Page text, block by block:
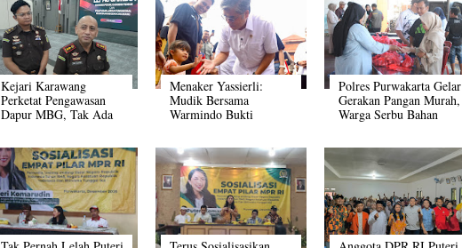
Kejari Karawang
Perketat Pengawasan
Dapur MBG, Tak Ada
Menaker Yassierli:
Mudik Bersama
Warmindo Bukti
Polres Purwakarta Gelar
Gerakan Pangan Murah,
Warga Serbu Bahan